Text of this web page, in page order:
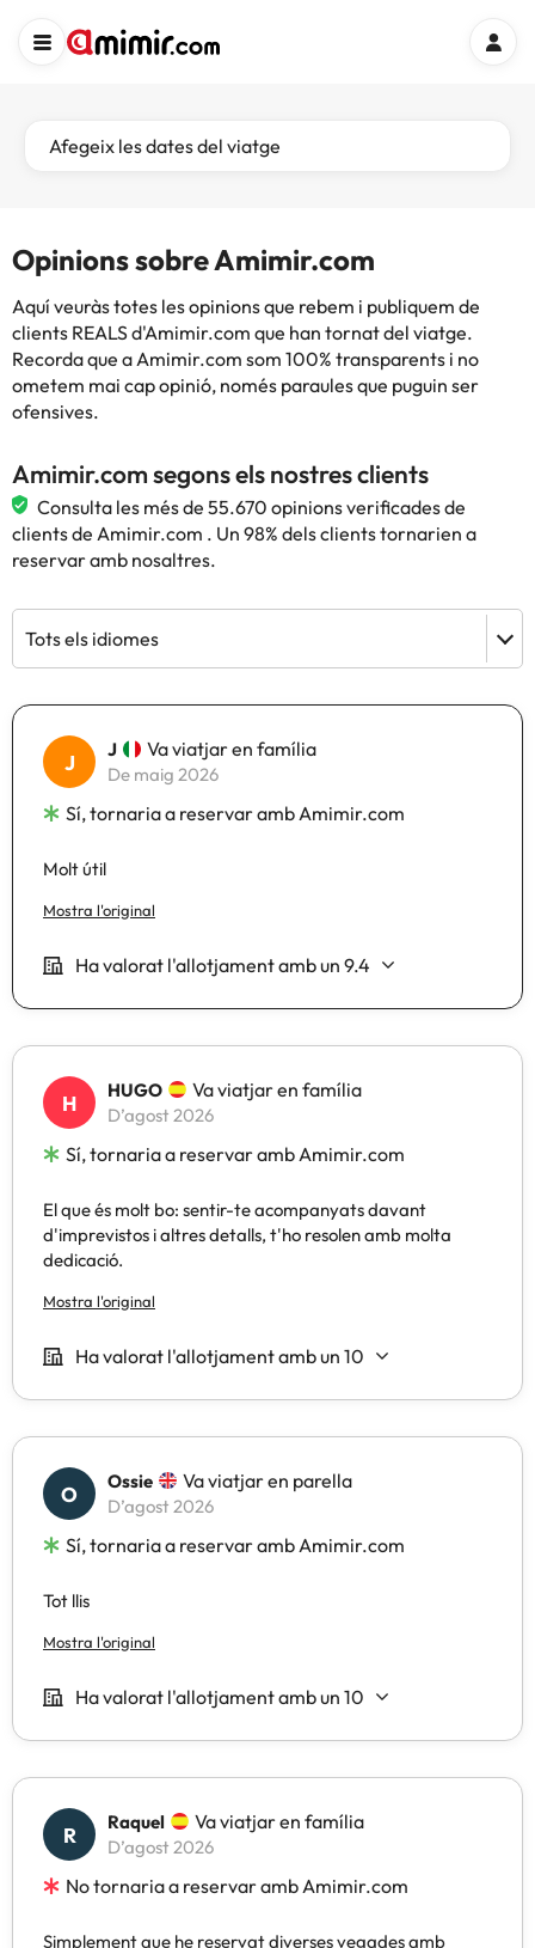
Afegeix les dates del viatge
Opinions sobre Amimir.com
Aquí veuràs totes les opinions que rebem i publiquem de
clients REALS d'Amimir.com que han tornat del viatge.
Recorda que a Amimir.com som 100% transparents i no
ometem mai cap opinió, només paraules que puguin ser
ofensives.
Amimir.com segons els nostres clients
Consulta les més de 55.670 opinions verificades de
clients de Amimir.com . Un 98% dels clients tornarien a
reservar amb nosaltres.